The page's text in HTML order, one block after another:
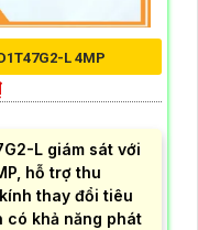
L 4MP
L giám sát với
hỗ trợ thu
thay đổi tiêu
có khả năng phát